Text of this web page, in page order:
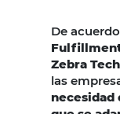
De
Fulfillment
Zebra
las
necesidad